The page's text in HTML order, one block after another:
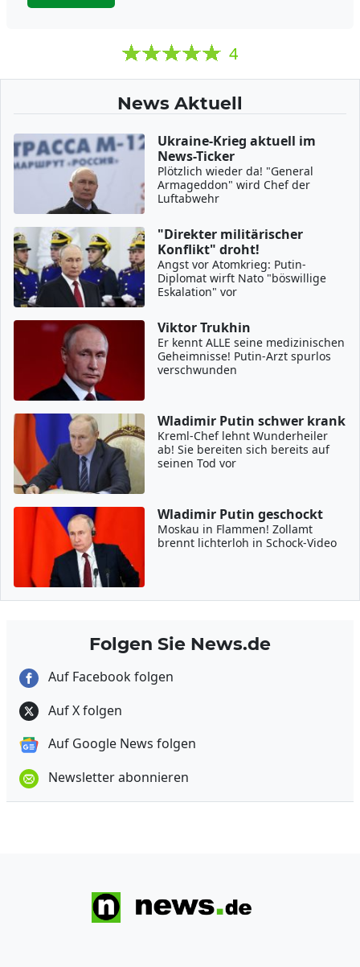
4
News Aktuell
Ukraine-Krieg aktuell im
News-Ticker
Plötzlich wieder da! "General
Armageddon" wird Chef der
Luftabwehr
"Direkter militärischer
Konflikt" droht!
Angst vor Atomkrieg: Putin-
Diplomat wirft Nato "böswillige
Eskalation" vor
Viktor Trukhin
Er kennt ALLE seine medizinischen
Geheimnisse! Putin-Arzt spurlos
verschwunden
Wladimir Putin schwer krank
Kreml-Chef lehnt Wunderheiler
ab! Sie bereiten sich bereits auf
seinen Tod vor
Wladimir Putin geschockt
Moskau in Flammen! Zollamt
brennt lichterloh in Schock-Video
Folgen Sie News.de
Auf Facebook folgen
Auf X folgen
Auf Google News folgen
Newsletter abonnieren